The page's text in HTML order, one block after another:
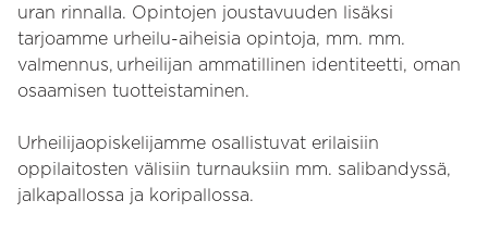
uran rinnalla. Opintojen joustavuuden lisäksi
tarjoamme urheilu-aiheisia opintoja, mm. mm.
valmennus, urheilijan ammatillinen identiteetti, oman
osaamisen tuotteistaminen.
Urheilijaopiskelijamme osallistuvat erilaisiin
oppilaitosten välisiin turnauksiin mm. salibandyssä,
jalkapallossa ja koripallossa.